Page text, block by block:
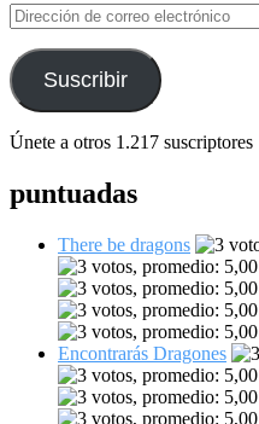
Dirección
de
correo
electrónico
Suscribir
Únete a otros 1.217 suscriptores
puntuadas
There be dragons
Encontrarás Dragones